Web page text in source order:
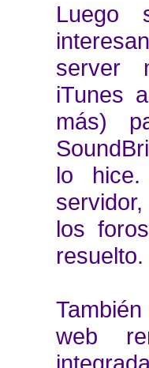
Luego
server
iTunes
más)
lo hice.
los
resuelto.
web